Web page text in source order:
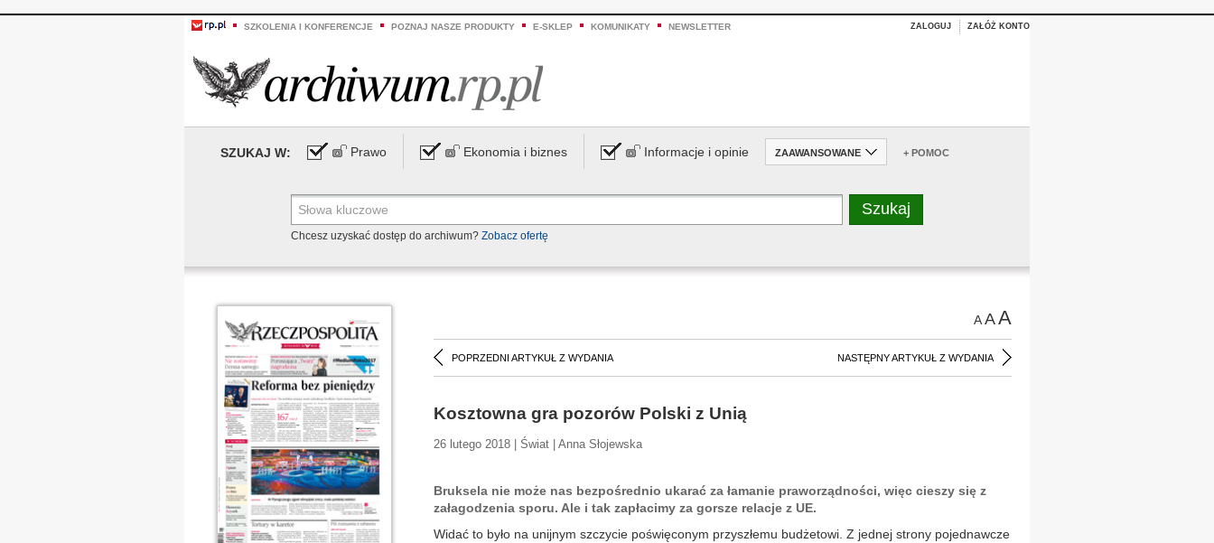
SZKOLENIA I KONFERENCJE POZNAJ NASZE PRODUKTY E-SKLEP KOMUNIKATY NEWSLETTER ZALOGUJ ZAŁÓŻ KONTO
SZUKAJ W: Prawo Ekonomia i biznes Informacje i opinie ZAAWANSOWANE + POMOC
Chcesz uzyskać dostęp do archiwum? Zobacz ofertę
AAA
POPRZEDNI ARTYKUŁ Z WYDANIA NASTĘPNY ARTYKUŁ Z WYDANIA
Kosztowna gra pozorów Polski z Unią
26 lutego 2018 | Świat | Anna Słojewska
Bruksela nie może nas bezpośrednio ukarać za łamanie praworządności, więc cieszy się z
załagodzenia sporu. Ale i tak zapłacimy za gorsze relacje z UE.
Widać to było na unijnym szczycie poświęconym przyszłemu budżetowi. Z jednej strony pojednawcze